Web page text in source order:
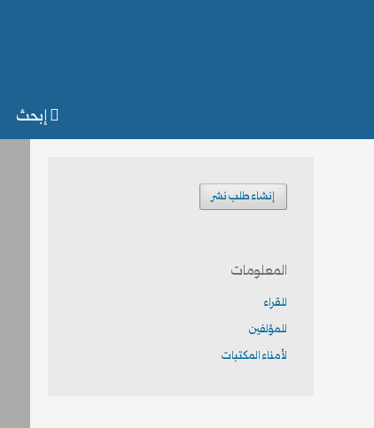
إبحث
إنشاء طلب نشر
المعلومات
للقراء
للمؤلفين
لأمناء المكتبات